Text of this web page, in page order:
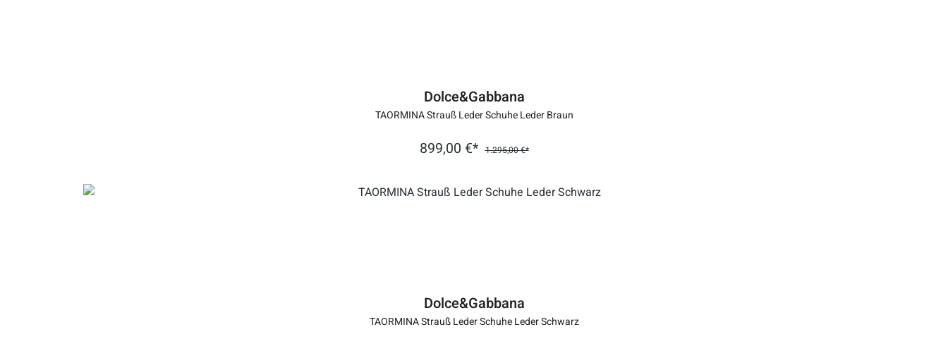
Dolce&Gabbana
TAORMINA Strauß Leder Schuhe Leder Braun
899,00 €* 1.295,00 €*
Dolce&Gabbana
TAORMINA Strauß Leder Schuhe Leder Schwarz